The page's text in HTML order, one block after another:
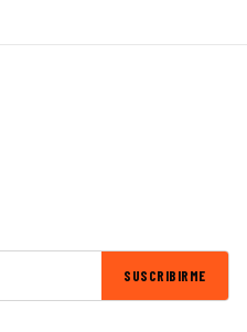
SUSCRIBIRME